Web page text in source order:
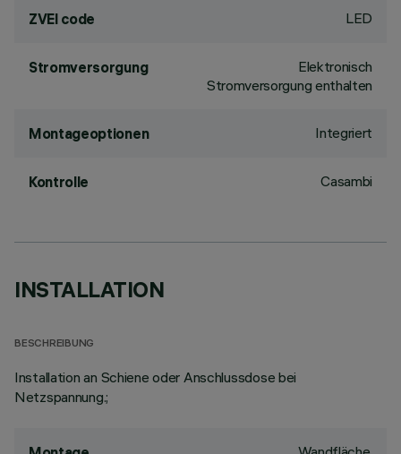
ZVEI code LED
Stromversorgung
Elektronisch
Stromversorgung enthalten
Montageoptionen Integriert
Kontrolle Casambi
INSTALLATION
BESCHREIBUNG
Installation an Schiene oder Anschlussdose bei
Netzspannung.;